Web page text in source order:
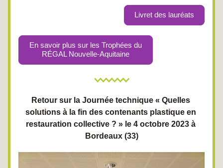
Livret des lauréats
En savoir plus sur les Trophées du
RÉGAL Nouvelle-Aquitaine
Retour sur la Journée technique « Quelles
solutions à la fin des contenants plastique en
restauration collective ? » le 4 octobre 2023 à
Bordeaux (33)